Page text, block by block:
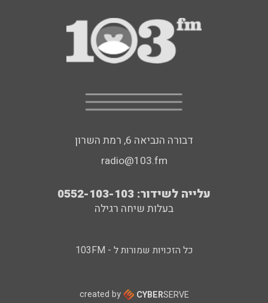
דבורה הנביאה 6, רמת השרון
radio@103.fm
עלייה לשידור: 0552-103-103
בעלות שיחה רגילה
כל הזכויות שמורות ל - 103FM
created by CYBERSERVE